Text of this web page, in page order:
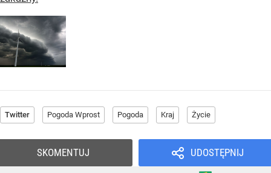
Twitter Pogoda Wprost Pogoda Kraj Życie
UDOSTĘPNIJ
SKOMENTUJ